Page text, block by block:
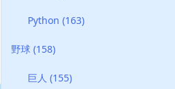
Python(163)
野球 (158)
巨人(155)